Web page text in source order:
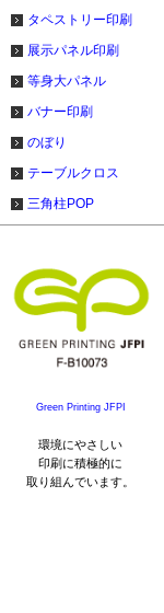
タペストリー印刷
展示パネル印刷
等身大パネル
バナー印刷
のぼり
テーブルクロス
三角柱POP
Green Printing JFPI
環境にやさしい
印刷に積極的に
取り組んでいます。